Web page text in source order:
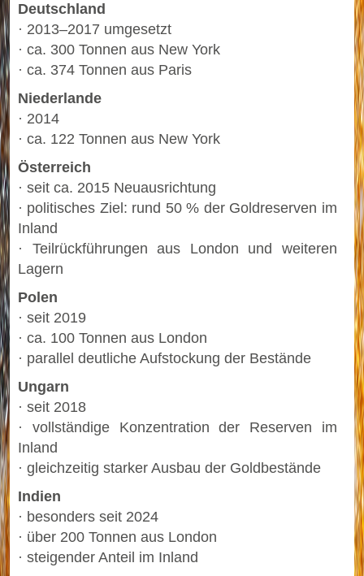
Deutschland
· 2013–2017 umgesetzt
· ca. 300 Tonnen aus New York
· ca. 374 Tonnen aus Paris
Niederlande
· 2014
· ca. 122 Tonnen aus New York
Österreich
· seit ca. 2015 Neuausrichtung
· politisches Ziel: rund 50 % der Goldreserven im
Inland
· Teilrückführungen aus London und weiteren
Lagern
Polen
· seit 2019
· ca. 100 Tonnen aus London
· parallel deutliche Aufstockung der Bestände
Ungarn
· seit 2018
· vollständige Konzentration der Reserven im
Inland
· gleichzeitig starker Ausbau der Goldbestände
Indien
· besonders seit 2024
· über 200 Tonnen aus London
· steigender Anteil im Inland